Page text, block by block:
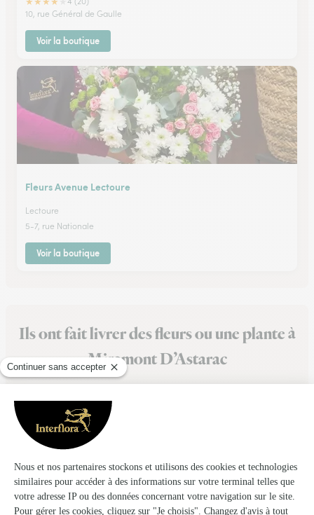
10, rue Général de Gaulle
Voir la boutique
Fleurs Avenue Lectoure
Lectoure
5-7, rue Nationale
Voir la boutique
Ils ont fait livrer des fleurs ou une plante à
Miramont D’Astarac
★ ★ ★
Rapidité, efficacité et réussite
Très bonne expérience merci pour votre professionnalisme
09/02/2026